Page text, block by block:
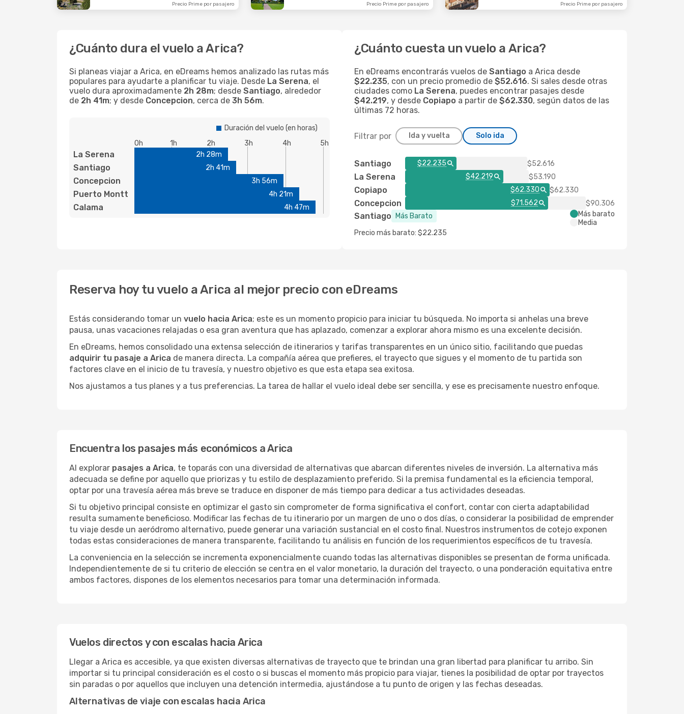
Precio Prime por pasajero Precio Prime por pasajero Precio Prime por pasajero
¿Cuánto dura el vuelo a Arica?
Si planeas viajar a Arica, en eDreams hemos analizado las rutas más
populares para ayudarte a planificar tu viaje. Desde La Serena, el
vuelo dura aproximadamente 2h 28m; desde Santiago, alrededor
de 2h 41m; y desde Concepcion, cerca de 3h 56m.
Duración del vuelo (en horas)
La Serena
Santiago
Concepcion
Puerto Montt
Calama
0h 1h 2h 3h 4h
5h
2h 28m
2h 41m
3h 56m
4h 21m
4h 47m
¿Cuánto cuesta un vuelo a Arica?
En eDreams encontrarás vuelos de Santiago a Arica desde
$22.235, con un precio promedio de $52.616. Si sales desde otras
ciudades como La Serena, puedes encontrar pasajes desde
$42.219, y desde Copiapo a partir de $62.330, según datos de las
últimas 72 horas.
Filtrar por Ida y vuelta Solo ida
Santiago
La Serena
Copiapo
Concepcion
$22.235
$52.616
$42.219
$53.190
$62.330
$62.330
$71.562
$90.306
Santiago
Más Barato
Precio más barato: $22.235
Más barato
Media
Reserva hoy tu vuelo a Arica al mejor precio con eDreams
Estás considerando tomar un vuelo hacia Arica; este es un momento propicio para iniciar tu búsqueda. No importa si anhelas una breve
pausa, unas vacaciones relajadas o esa gran aventura que has aplazado, comenzar a explorar ahora mismo es una excelente decisión.
En eDreams, hemos consolidado una extensa selección de itinerarios y tarifas transparentes en un único sitio, facilitando que puedas
adquirir tu pasaje a Arica de manera directa. La compañía aérea que prefieres, el trayecto que sigues y el momento de tu partida son
factores clave en el inicio de tu travesía, y nuestro objetivo es que esta etapa sea exitosa.
Nos ajustamos a tus planes y a tus preferencias. La tarea de hallar el vuelo ideal debe ser sencilla, y ese es precisamente nuestro enfoque.
Encuentra los pasajes más económicos a Arica
Al explorar pasajes a Arica, te toparás con una diversidad de alternativas que abarcan diferentes niveles de inversión. La alternativa más
adecuada se define por aquello que priorizas y tu estilo de desplazamiento preferido. Si la premisa fundamental es la eficiencia temporal,
optar por una travesía aérea más breve se traduce en disponer de más tiempo para dedicar a tus actividades deseadas.
Si tu objetivo principal consiste en optimizar el gasto sin comprometer de forma significativa el confort, contar con cierta adaptabilidad
resulta sumamente beneficioso. Modificar las fechas de tu itinerario por un margen de uno o dos días, o considerar la posibilidad de emprender
tu viaje desde un aeródromo alternativo, puede generar una variación sustancial en el costo final. Nuestros instrumentos de cotejo exponen
todas estas consideraciones de manera transparente, facilitando tu análisis en función de los requerimientos específicos de tu travesía.
La conveniencia en la selección se incrementa exponencialmente cuando todas las alternativas disponibles se presentan de forma unificada.
Independientemente de si tu criterio de elección se centra en el valor monetario, la duración del trayecto, o una ponderación equitativa entre
ambos factores, dispones de los elementos necesarios para tomar una determinación informada.
Vuelos directos y con escalas hacia Arica
Llegar a Arica es accesible, ya que existen diversas alternativas de trayecto que te brindan una gran libertad para planificar tu arribo. Sin
importar si tu principal consideración es el costo o si buscas el momento más propicio para viajar, tienes la posibilidad de optar por trayectos
sin paradas o por aquellos que incluyen una detención intermedia, ajustándose a tu punto de origen y las fechas deseadas.
Alternativas de viaje con escalas hacia Arica